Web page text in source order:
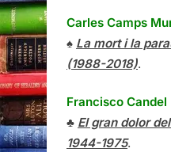
Carles Camps
♠ La mort i la
(1988-2018).
Francisco Candel
♣ El gran dolor
1944-1975.